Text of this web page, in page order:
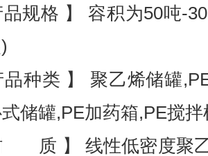
格 】 容积为50吨-
类 】 聚乙烯储罐
储罐,PE加药箱,PE搅
】 线性低密度聚乙